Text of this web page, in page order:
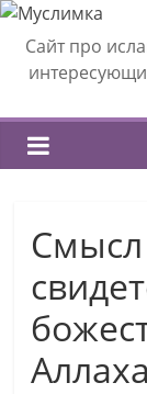
Сайт про
Смысл